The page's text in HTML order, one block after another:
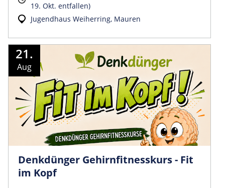
19. Okt. entfallen)
Jugendhaus Weiherring, Mauren
21.
Aug
Denkdünger Gehirnfitnesskurs - Fit
im Kopf